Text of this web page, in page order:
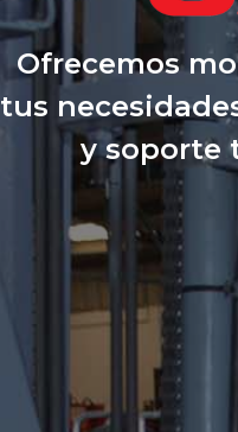
Ofrecemos
tus
y soporte